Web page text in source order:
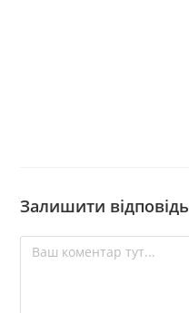
Залишити відповідь